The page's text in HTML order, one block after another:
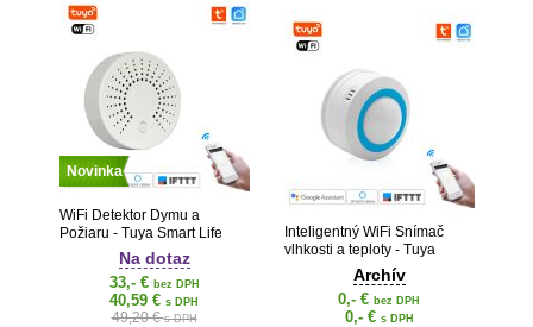
Novinka
WiFi Detektor Dymu a
Požiaru - Tuya Smart Life
Na dotaz
33,- € bez DPH
40,59 € s DPH
49,20 €s DPH
Inteligentný WiFi Snímač
vlhkosti a teploty - Tuya
Archív
0,- € bez DPH
0,- € s DPH